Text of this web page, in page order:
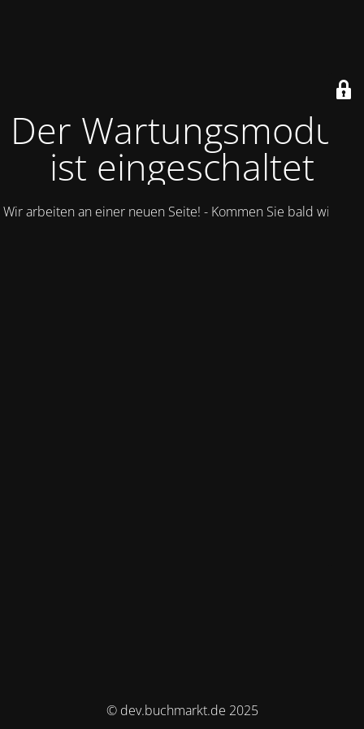
Der Wartungsmodus
ist eingeschaltet
Wir arbeiten an einer neuen Seite! - Kommen Sie bald wieder.
© dev.buchmarkt.de 2025